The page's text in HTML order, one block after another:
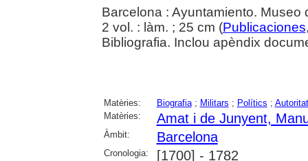
Barcelona : Ayuntamiento. Museo
2 vol. : làm. ; 25 cm (Publicaciones
Bibliografia. Inclou apèndix
Matèries: Biografia; Militars ; Polítics ;
Matèries:
Amat i de Junyent,
Àmbit: Barcelona
Cronologia: [1700] - 1782